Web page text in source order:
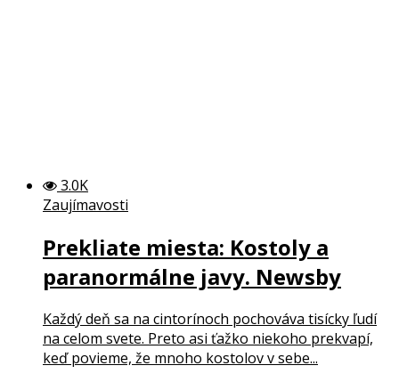
3.0K
Zaujímavosti
Prekliate miesta: Kostoly a
paranormálne javy. Newsby
Každý deň sa na cintorínoch pochováva tisícky ľudí
na celom svete. Preto asi ťažko niekoho prekvapí,
keď povieme, že mnoho kostolov v sebe...